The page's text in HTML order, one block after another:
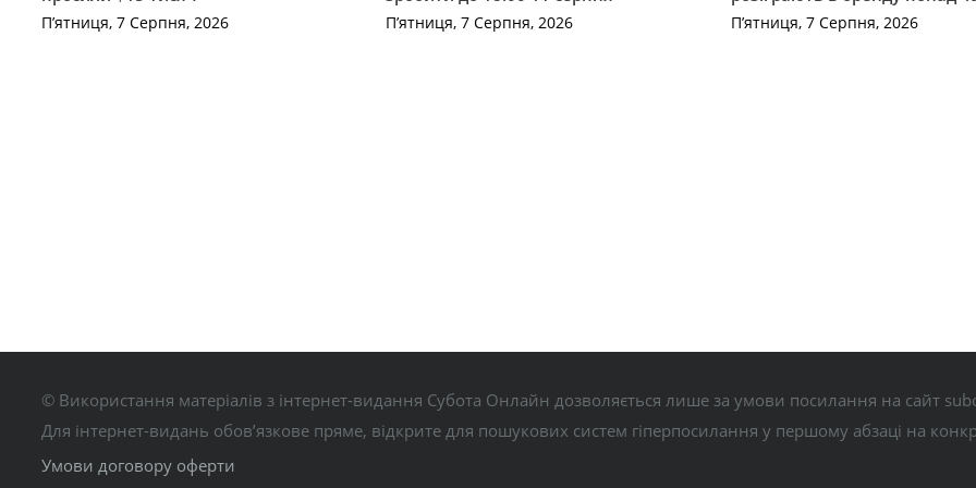
П’ятниця, 7 Серпня, 2026 П’ятниця, 7 Серпня, 2026 П’ятниця, 7 Серпня, 2026
© Використання матеріалів з інтернет-видання Субота Онлайн дозволяється лише за умови посилання на сайт
Для інтернет-видань обов’язкове пряме, відкрите для пошукових систем гіперпосилання у першому абзаці на
Умови договору оферти